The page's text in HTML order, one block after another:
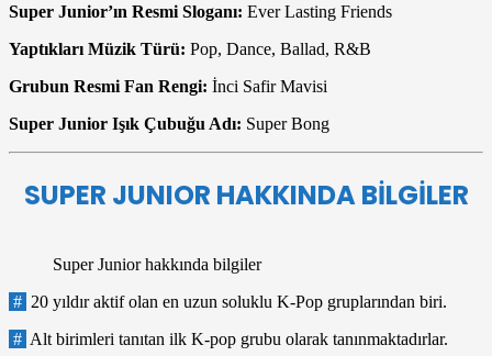
Super Junior’ın Resmi Sloganı: Ever Lasting Friends
Yaptıkları Müzik Türü: Pop, Dance, Ballad, R&B
Grubun Resmi Fan Rengi: İnci Safir Mavisi
Super Junior Işık Çubuğu Adı: Super Bong
SUPER JUNIOR HAKKINDA BİLGİLER
Super Junior hakkında bilgiler
# 20 yıldır aktif olan en uzun soluklu K-Pop gruplarından biri.
# Alt birimleri tanıtan ilk K-pop grubu olarak tanınmaktadırlar.